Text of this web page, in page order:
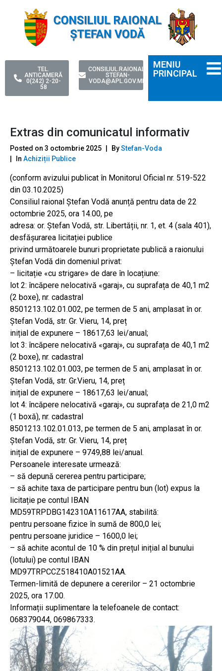
TEL.
ANTICAMERĂ
0(242) 2-20-
58
CONSILIUL.RAIONAL-
STEFAN-
VODA@APL.GOV.MD
MENIU
PRINCIPAL
Extras din comunicatul informativ
Posted on 3 octombrie 2025 ByStefan-Voda
In Achiziții Publice
(conform avizului publicat în Monitorul Oficial nr. 519-522
din 03.10.2025)
Consiliul raional Ștefan Vodă anunță pentru data de 22
octombrie 2025, ora 14.00, pe
adresa: or. Ștefan Vodă, str. Libertății, nr. 1, et. 4 (sala 401),
desfășurarea licitației publice
privind următoarele bunuri proprietate publică a raionului
Ștefan Vodă din domeniul privat:
– licitație «сu strigare» de dare în locațiune:
lot 2: încăpere nelocativă «garaj», cu suprafața de 40,1 m2
(2 boxe), nr. cadastral
8501213.102.01.002, pe termen de 5 ani, amplasat în or.
Ștefan Vodă, str. Gr. Vieru, 14, preț
inițial de expunere – 18617,63 lei/anual;
lot 3: încăpere nelocativă «garaj», cu suprafața de 40,1 m2
(2 boxe), nr. cadastral
8501213.102.01.003, pe termen de 5 ani, amplasat în or.
Ștefan Vodă, str. Gr.Vieru, 14, preț
inițial de expunere – 18617,63 lei/anual;
lot 4: încăpere nelocativă «garaj», cu suprafața de 21,0 m2
(1 boxă), nr. cadastral
8501213.102.01.013, pe termen de 5 ani, amplasat în or.
Ștefan Vodă, str. Gr. Vieru, 14, preț
inițial de expunere – 9749,88 lei/anual.
Persoanele interesate urmează:
– să depună cererea pentru participare;
– să achite taxa de participare pentru bun (lot) expus la
licitație pe contul IBAN
MD59TRPDBG142310A11617AA, stabilită:
pentru persoane fizice în sumă de 800,0 lei;
pentru persoane juridice – 1600,0 lei;
– să achite acontul de 10 % din prețul inițial al bunului
(lotului) pe contul IBAN
MD97TRPCCZ518410A01521AA.
Termen-limită de depunere a cererilor – 21 octombrie
2025, ora 17.00.
Informații suplimentare la telefoanele de contact:
068379044, 069867333.